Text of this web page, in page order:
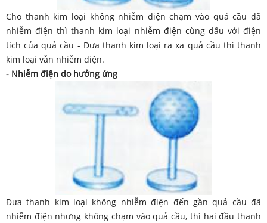
Cho thanh kim loại không nhiễm điện chạm vào quả cầu đã
nhiễm điện thì thanh kim loại nhiễm điện cùng dấu với điện
tích của quả cầu - Đưa thanh kim loại ra xa quả cầu thì thanh
kim loại vẫn nhiễm điện.
- Nhiễm điện do hưởng ứng
Đưa thanh kim loại không nhiễm điện đến gần quả cầu đã
nhiễm điện nhưng không chạm vào quả cầu, thì hai đầu thanh